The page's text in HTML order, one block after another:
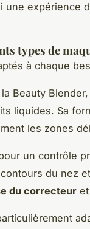
une expérience
types de
à chaque
Beauty
liquides. Sa
les zones
un contrôle
du nez
du correcteur